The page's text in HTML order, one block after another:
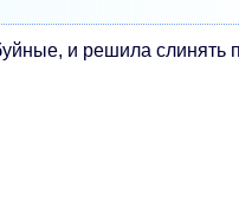
и решила слинять